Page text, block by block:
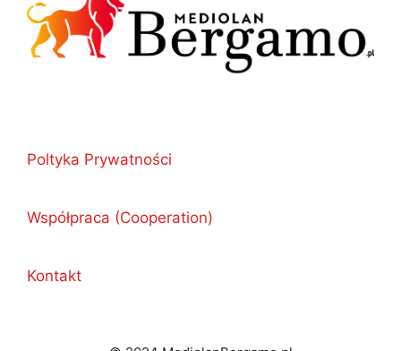
Poltyka Prywatności
Współpraca (Cooperation)
Kontakt